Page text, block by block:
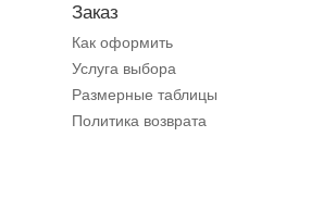
Заказ
Как оформить
Услуга выбора
Размерные таблицы
Политика возврата